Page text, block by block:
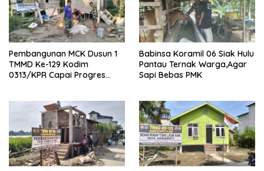
Pembangunan MCK Dusun 1
TMMD Ke-129 Kodim
0313/KPR Capai Progres
Babinsa Koramil 06 Siak Hulu
Pantau Ternak Warga,Agar
Sapi Bebas PMK